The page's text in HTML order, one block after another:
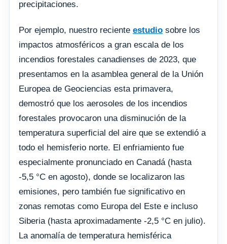
precipitaciones.
Por ejemplo, nuestro reciente estudio sobre los
impactos atmosféricos a gran escala de los
incendios forestales canadienses de 2023, que
presentamos en la asamblea general de la Unión
Europea de Geociencias esta primavera,
demostró que los aerosoles de los incendios
forestales provocaron una disminución de la
temperatura superficial del aire que se extendió a
todo el hemisferio norte. El enfriamiento fue
especialmente pronunciado en Canadá (hasta
-5,5 °C en agosto), donde se localizaron las
emisiones, pero también fue significativo en
zonas remotas como Europa del Este e incluso
Siberia (hasta aproximadamente -2,5 °C en julio).
La anomalía de temperatura hemisférica